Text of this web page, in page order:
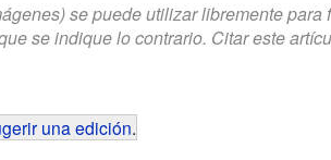
se puede utilizar libremente para
se indique lo contrario. Citar este
una edición.